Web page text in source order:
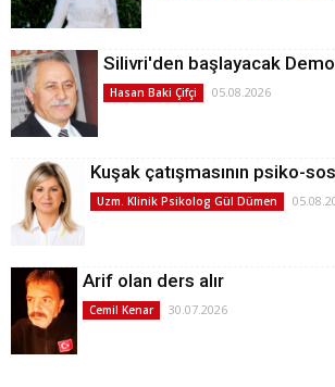
Silivri'den başlayacak
Hasan Baki Çifçi 05.08.2026
Kuşak çatışmasının psiko-
Uzm. Klinik Psikolog Gül Dümen
Arif olan ders alır
Cemil Kenar 30.07.2026